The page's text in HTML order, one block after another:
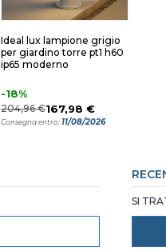
Ideal lux lampione grigio
per giardino torre pt1 h60
ip65 moderno
-18%
204,96 €167,98 €
Consegna entro:11/08/2026
SI